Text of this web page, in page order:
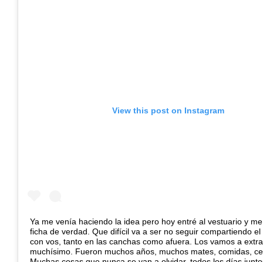
View this post on Instagram
Ya me venía haciendo la idea pero hoy entré al vestuario y
ficha de verdad. Que difícil va a ser no seguir compartiendo
con vos, tanto en las canchas como afuera. Los vamos a
muchísimo. Fueron muchos años, muchos mates, comidas,